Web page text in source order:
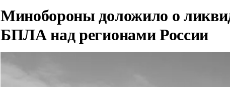
Минобороны доложило о
БПЛА над регионами России